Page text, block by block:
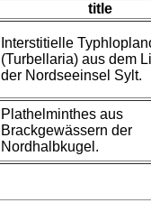
title
Interstitielle
(Turbellaria) aus dem
der Nordseeinsel Sylt.
Plathelminthes aus
Brackgewässern der
Nordhalbkugel.